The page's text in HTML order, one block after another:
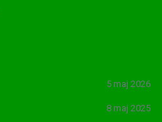
5 maj 2026
8 maj 2025